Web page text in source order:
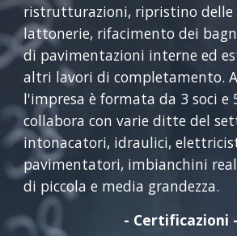
ristrutturazioni, ripristino delle
lattonerie, rifacimento dei
di pavimentazioni interne ed
altri lavori di completamento.
l'impresa è formata da 3 soci e
collabora con varie ditte del
intonacatori, idraulici,
pavimentatori, imbianchini
di piccola e media grandezza.
- Certificazioni -